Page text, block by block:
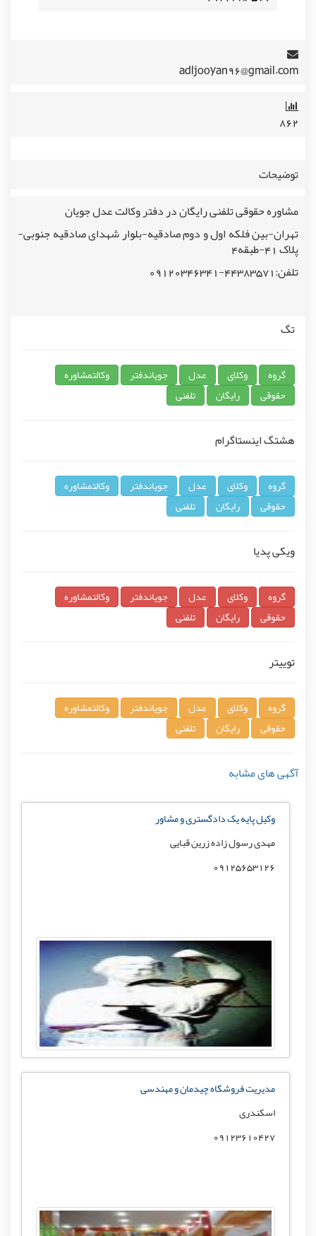
adljooyan96@gmail.com
۸۶۲
توضیحات
مشاوره حقوقی تلفنی رایگان در دفتر وکالت عدل جویان
تهران-بین فلکه اول و دوم صادقیه-بلوار شهدای صادقیه جنوبی-
پلاک ۴۱-طبقه۴
تلفن:۴۴۳۸۳۵۷۱-۰۹۱۲۰۳۴۶۳۴۱
تگ
گروه وکلای عدل جویاندفتر
وکالتمشاوره
حقوقی
رایگان تلفنی
هشتگ اینستاگرام
گروه وکلای عدل جویاندفتر
وکالتمشاوره
حقوقی
رایگان تلفنی
ویکی پدیا
گروه وکلای عدل جویاندفتر
وکالتمشاوره
حقوقی
رایگان تلفنی
توییتر
گروه وکلای عدل جویاندفتر
وکالتمشاوره
حقوقی
رایگان تلفنی
آگهی های مشابه
وکیل پایه یک دادگستری و مشاور
مهدی رسول زاده زرین قبایی
09125653126
مدیریت فروشگاه چیدمان و مهندسی
اسکندری
09123610427